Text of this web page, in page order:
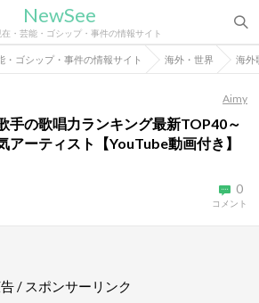
NewSee
・芸能・ゴシップ・事件の情報サイト
ゴシップ・事件の情報サイト 海外・世界 海外
Aimy
手の歌唱力ランキング最新TOP40～
アーティスト【YouTube動画付き】
0
コメント
/ スポンサーリンク